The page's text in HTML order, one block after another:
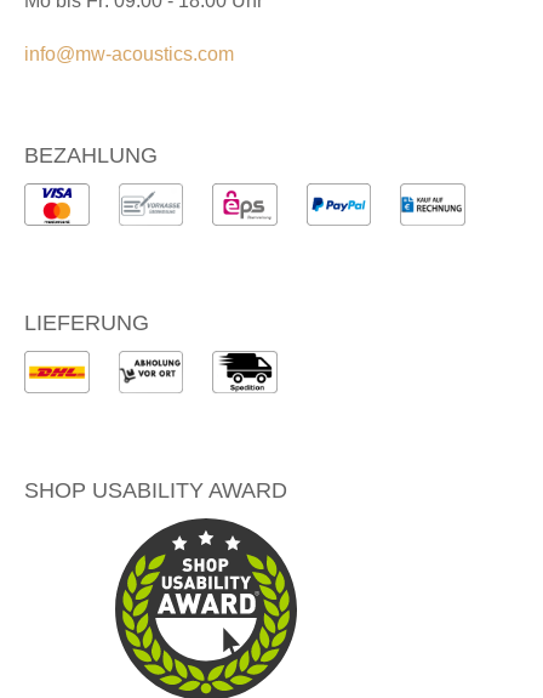
info@mw-acoustics.com
BEZAHLUNG
LIEFERUNG
SHOP USABILITY AWARD